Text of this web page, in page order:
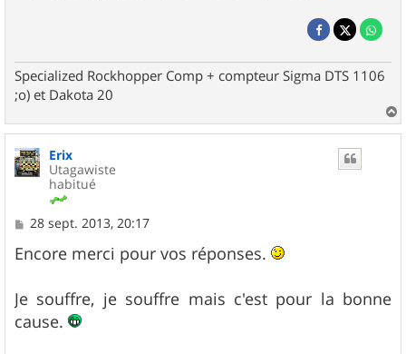
Specialized Rockhopper Comp + compteur Sigma DTS 1106
;o) et Dakota 20
a
u
Erix
Utagawiste
habitué
M
s
s
g
e
28 sept. 2013, 20:17
Encore merci pour vos réponses.
Je souffre, je souffre mais c'est pour la bonne
cause.